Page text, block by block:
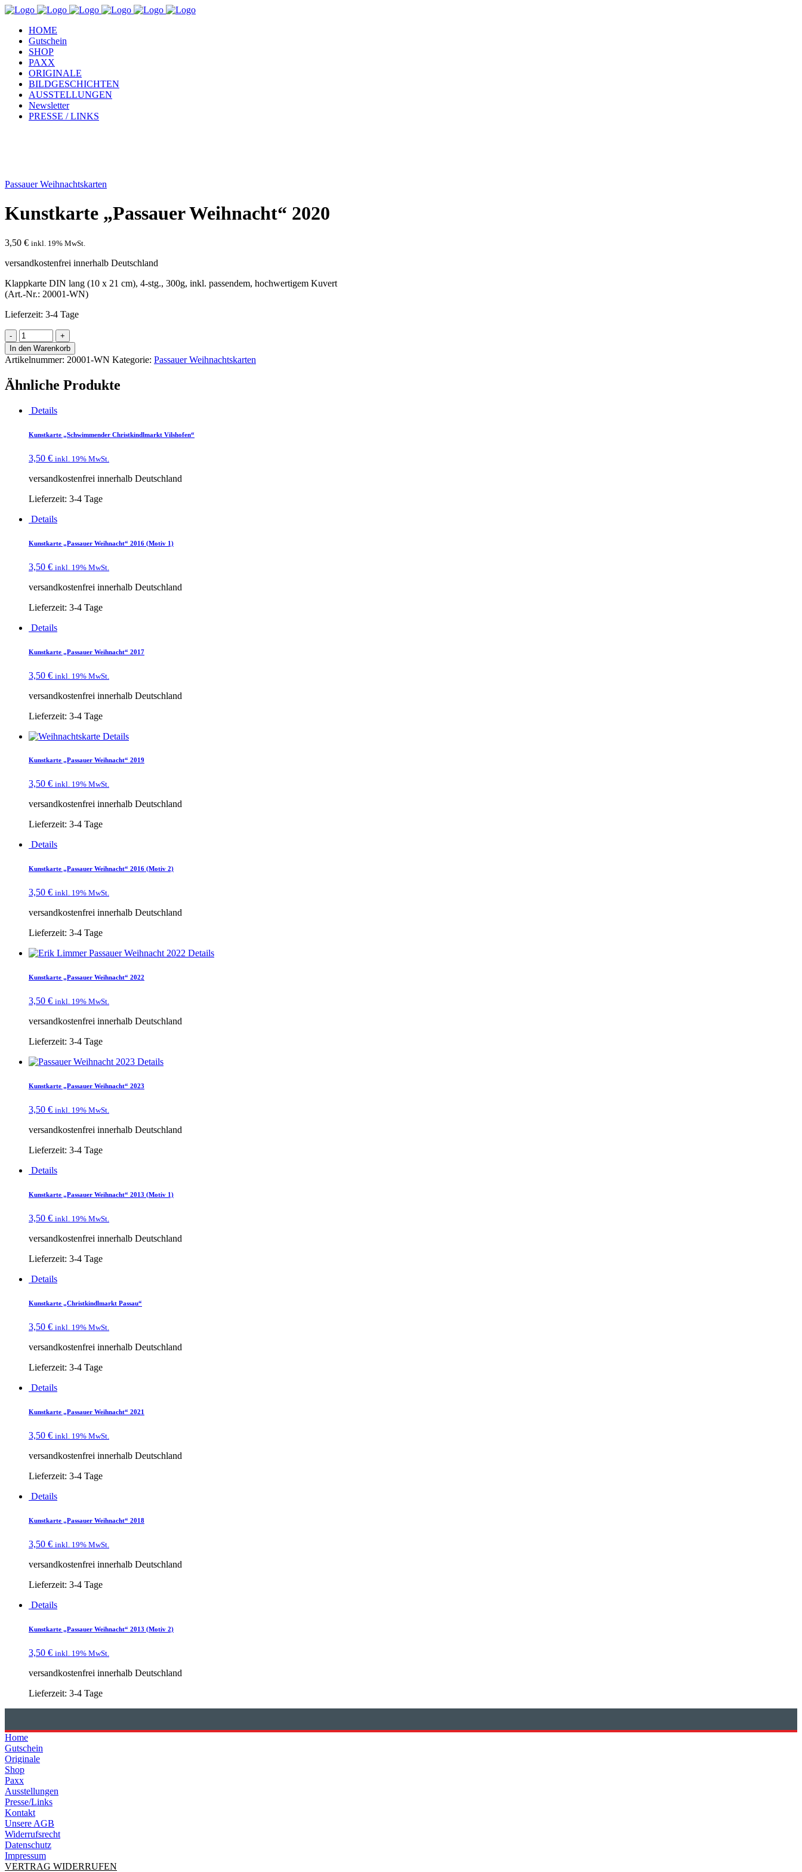
HOME
Gutschein
SHOP
PAXX
ORIGINALE
BILDGESCHICHTEN
AUSSTELLUNGEN
Newsletter
PRESSE / LINKS
Passauer Weihnachtskarten
Kunstkarte „Passauer Weihnacht“ 2020
3,50 € inkl. 19% MwSt.
versandkostenfrei innerhalb Deutschland
Klappkarte DIN lang (10 x 21 cm), 4-stg., 300g, inkl. passendem, hochwertigem Kuvert
(Art.-Nr.: 20001-WN)
Lieferzeit: 3-4 Tage
In den Warenkorb
Artikelnummer: 20001-WN Kategorie: Passauer Weihnachtskarten
Ähnliche Produkte
Details
Kunstkarte „Schwimmender Christkindlmarkt Vilshofen“
3,50 € inkl. 19% MwSt.
versandkostenfrei innerhalb Deutschland
Lieferzeit: 3-4 Tage
Details
Kunstkarte „Passauer Weihnacht“ 2016 (Motiv 1)
3,50 € inkl. 19% MwSt.
versandkostenfrei innerhalb Deutschland
Lieferzeit: 3-4 Tage
Details
Kunstkarte „Passauer Weihnacht“ 2017
3,50 € inkl. 19% MwSt.
versandkostenfrei innerhalb Deutschland
Lieferzeit: 3-4 Tage
Details
Kunstkarte „Passauer Weihnacht“ 2019
3,50 € inkl. 19% MwSt.
versandkostenfrei innerhalb Deutschland
Lieferzeit: 3-4 Tage
Details
Kunstkarte „Passauer Weihnacht“ 2016 (Motiv 2)
3,50 € inkl. 19% MwSt.
versandkostenfrei innerhalb Deutschland
Lieferzeit: 3-4 Tage
Details
Kunstkarte „Passauer Weihnacht“ 2022
3,50 € inkl. 19% MwSt.
versandkostenfrei innerhalb Deutschland
Lieferzeit: 3-4 Tage
Details
Kunstkarte „Passauer Weihnacht“ 2023
3,50 € inkl. 19% MwSt.
versandkostenfrei innerhalb Deutschland
Lieferzeit: 3-4 Tage
Details
Kunstkarte „Passauer Weihnacht“ 2013 (Motiv 1)
3,50 € inkl. 19% MwSt.
versandkostenfrei innerhalb Deutschland
Lieferzeit: 3-4 Tage
Details
Kunstkarte „Christkindlmarkt Passau“
3,50 € inkl. 19% MwSt.
versandkostenfrei innerhalb Deutschland
Lieferzeit: 3-4 Tage
Details
Kunstkarte „Passauer Weihnacht“ 2021
3,50 € inkl. 19% MwSt.
versandkostenfrei innerhalb Deutschland
Lieferzeit: 3-4 Tage
Details
Kunstkarte „Passauer Weihnacht“ 2018
3,50 € inkl. 19% MwSt.
versandkostenfrei innerhalb Deutschland
Lieferzeit: 3-4 Tage
Details
Kunstkarte „Passauer Weihnacht“ 2013 (Motiv 2)
3,50 € inkl. 19% MwSt.
versandkostenfrei innerhalb Deutschland
Lieferzeit: 3-4 Tage
Home
Gutschein
Originale
Shop
Paxx
Ausstellungen
Presse/Links
Kontakt
Unsere AGB
Widerrufsrecht
Datenschutz
Impressum
VERTRAG WIDERRUFEN